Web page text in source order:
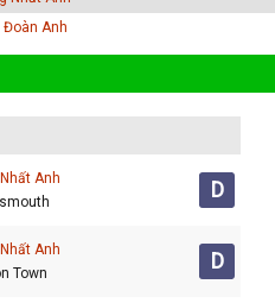
Đoàn Anh
Anh
D
Anh
Town
D